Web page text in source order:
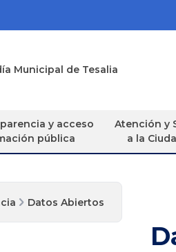
Municipal de Tesalia
y acceso
pública
Atención y
a la
Datos Abiertos